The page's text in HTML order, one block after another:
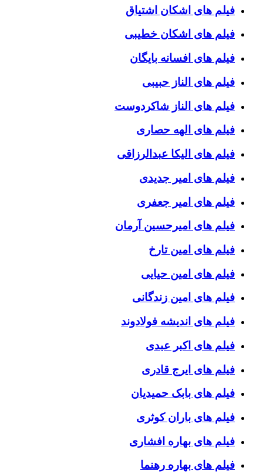
فیلم های اشکان اشتیاق
فیلم های اشکان خطیبی
فیلم های افسانه بایگان
فیلم های الناز حبیبی
فیلم های الناز شاکردوست
فیلم های الهه حصاری
فیلم های الیکا عبدالرزاقی
فیلم های امیر جدیدی
فیلم های امیر جعفری
فیلم های امیرحسین آرمان
فیلم های امین تارخ
فیلم های امین حیایی
فیلم های امین زندگانی
فیلم های اندیشه فولادوند
فیلم های اکبر عبدی
فیلم های ایرج قادری
فیلم های بابک حمیدیان
فیلم های باران کوثری
فیلم های بهاره افشاری
فیلم های بهاره رهنما